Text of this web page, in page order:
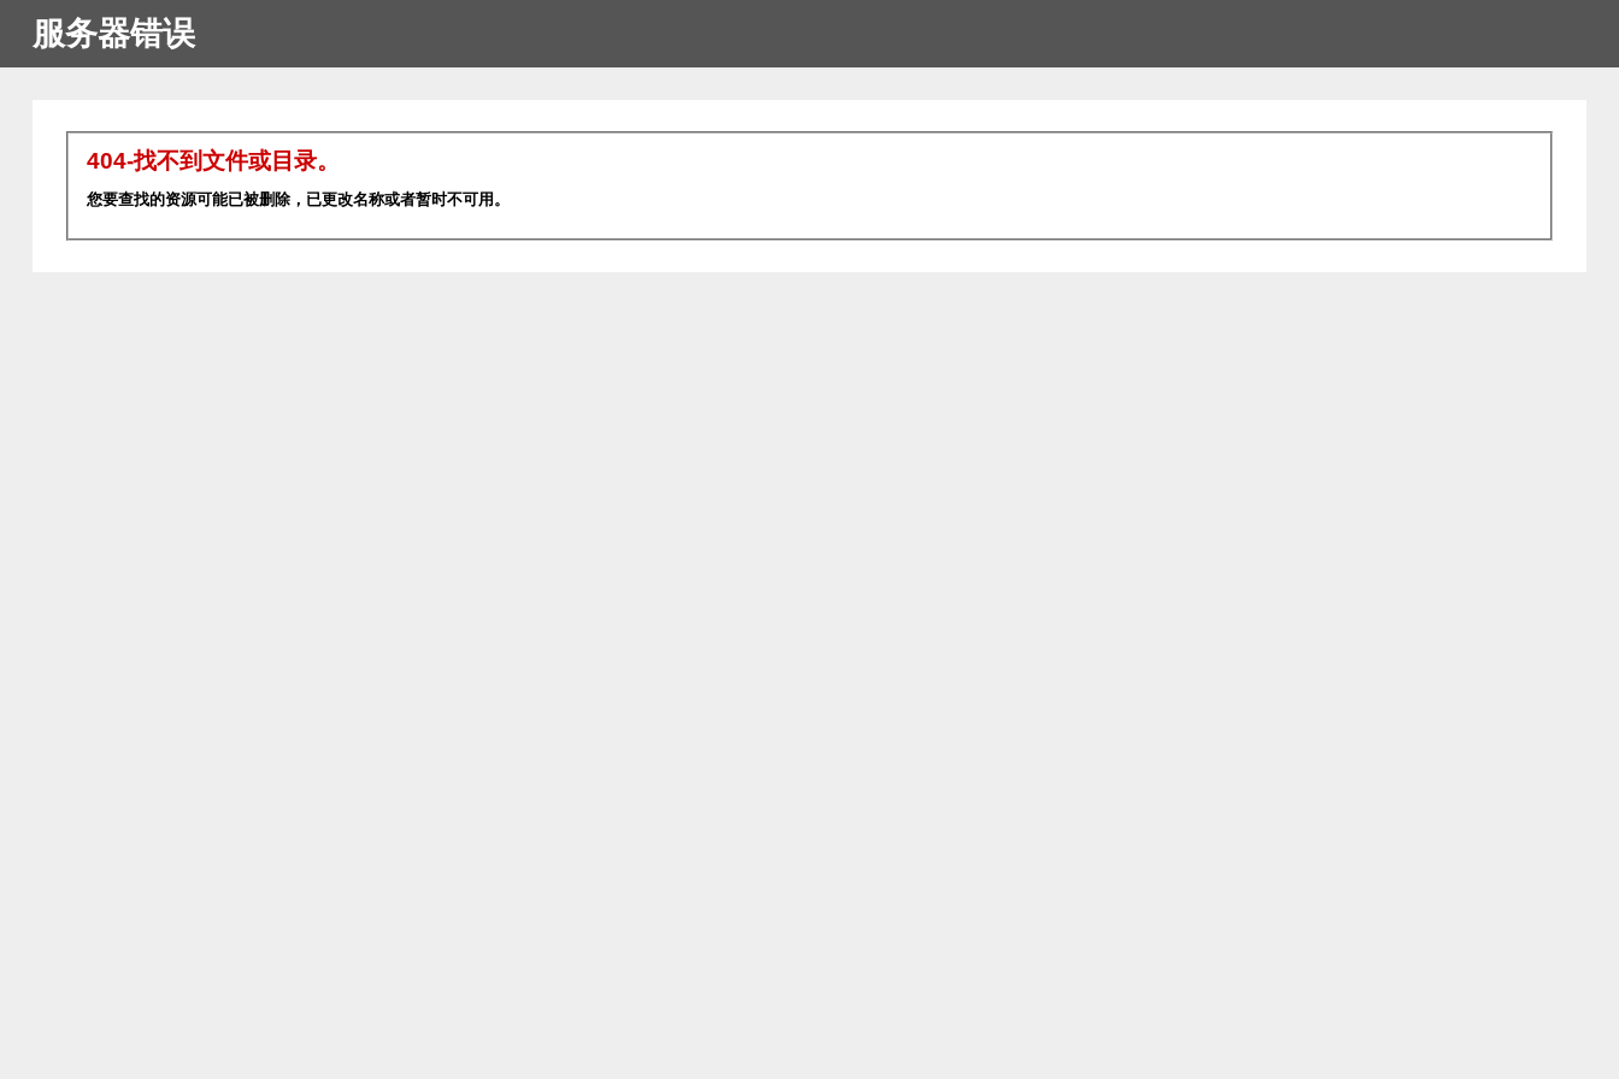
服务器错误
404-找不到文件或目录。
您要查找的资源可能已被删除，已更改名称或者暂时不可用。